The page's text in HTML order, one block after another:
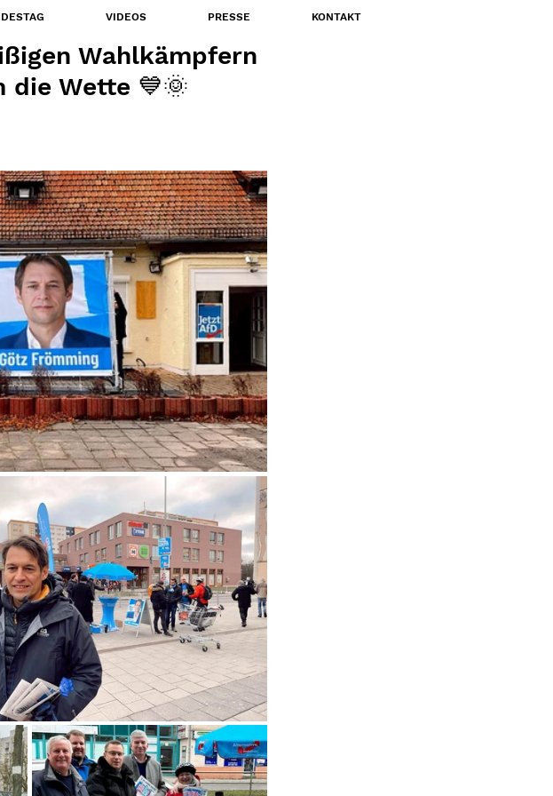
Wahlkämpfern
die Wette 💙🌞
VIDEOS PRESSE KONTAKT